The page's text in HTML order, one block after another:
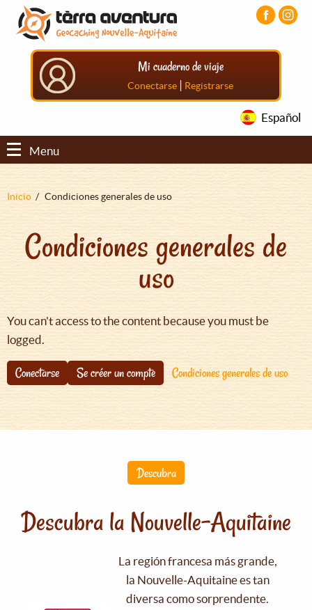
Pasar
contenido
principal
Pasar
menú
principal
Pasar
principal
Mi cuaderno de viaje
Conectarse | Registrarse
Español
Menu
Sobrescribir
ayuda
navegación
Inicio Condiciones generales de uso
Condiciones generales de
uso
You can't access to the content because you must be
logged.
Conectarse Se créer un compte Condiciones generales de uso
Descubra
Descubra la Nouvelle-Aquitaine
La región francesa más grande,
la Nouvelle-Aquitaine es tan
diversa como sorprendente.